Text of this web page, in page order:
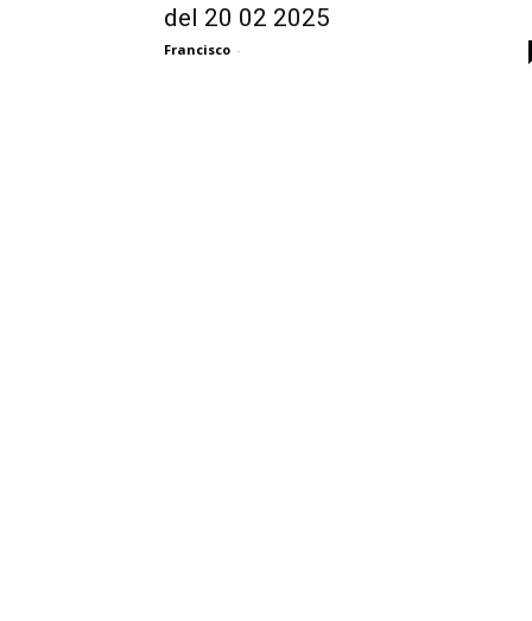
del 20 02 2025
Francisco -